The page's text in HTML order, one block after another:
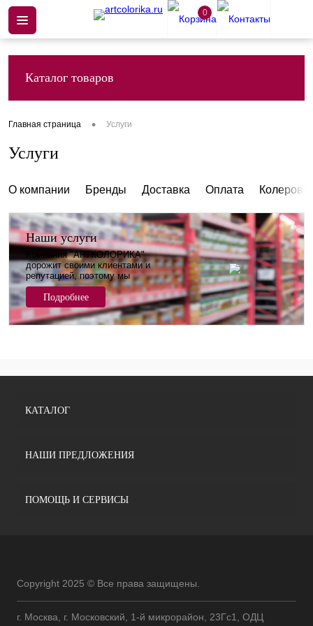
Каталог товаров
Главная страница • Услуги
Услуги
О компании Бренды Доставка Оплата
Наши услуги
Компания "АРТКОЛОРИКА"
дорожит своими клиентами и
репутацией, поэтому мы
постоянно совершенствуем
уровень сервиса и услуг для
своих клиентов.
Подробнее
КАТАЛОГ
НАШИ ПРЕДЛОЖЕНИЯ
ПОМОЩЬ И СЕРВИСЫ
Copyright 2025 © Все права защищены.
г. Москва, г. Московский, 1-й микрорайон, 23Гс1, ОДЦ
0